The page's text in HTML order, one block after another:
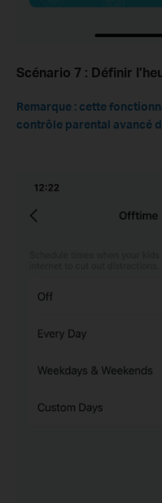
Scénario 7 : Définir
Remarque : cette
contrôle parental avancé